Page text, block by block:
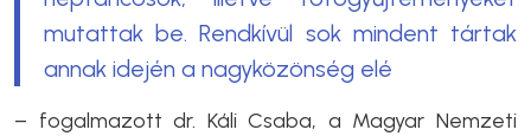
mutattak be. Rendkívül sok mindent tártak
annak idején a nagyközönség elé
– fogalmazott dr. Káli Csaba, a Magyar Nemzeti